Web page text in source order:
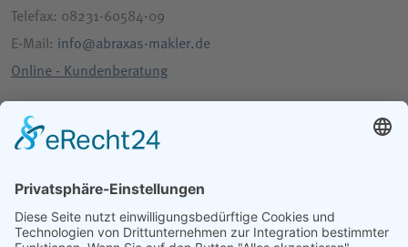
Telefax: 08231-60584-09
E-Mail: info@abraxas-makler.de
Online - Kundenberatung
bewerten Sie uns auf google
RECHTLICHES - UNTEN
IMPRESSUM